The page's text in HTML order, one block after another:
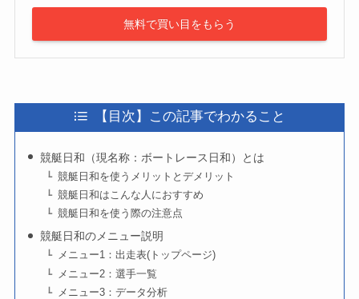
無料で買い目をもらう
【目次】この記事でわかること
競艇日和（現名称：ボートレース日和）とは
競艇日和を使うメリットとデメリット
競艇日和はこんな人におすすめ
競艇日和を使う際の注意点
競艇日和のメニュー説明
メニュー1：出走表(トップページ)
メニュー2：選手一覧
メニュー3：データ分析